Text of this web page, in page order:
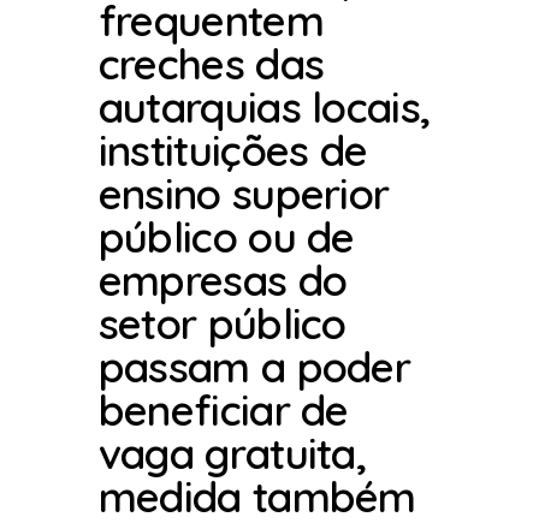
frequentem
creches das
autarquias locais,
instituições de
ensino superior
público ou de
empresas do
setor público
passam a poder
beneficiar de
vaga gratuita,
medida também